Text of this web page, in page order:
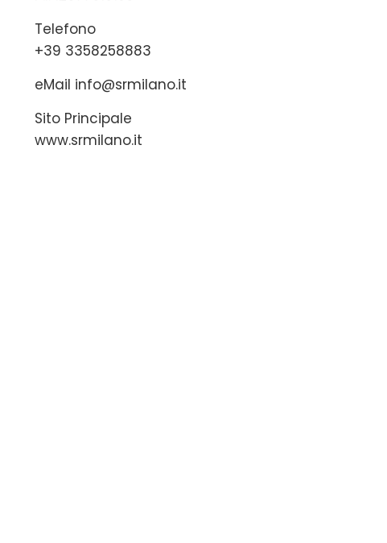
Telefono
+39 3358258883
eMail info@srmilano.it
Sito Principale
www.srmilano.it